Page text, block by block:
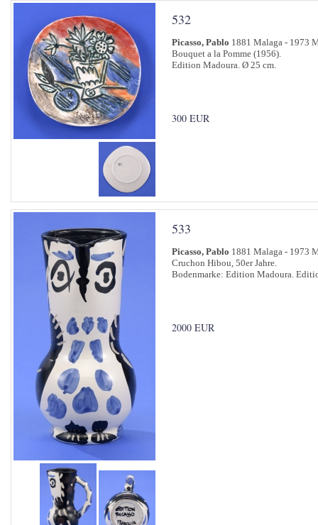
532
Picasso, Pablo 1881 Malaga - 1973
Bouquet a la Pomme (1956).
Edition Madoura. Ø 25 cm.
300 EUR
533
Picasso, Pablo 1881 Malaga - 1973
Cruchon Hibou, 50er Jahre.
Bodenmarke: Edition Madoura.
2000 EUR